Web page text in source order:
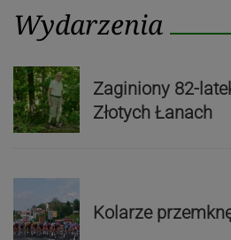
Wydarzenia
Zaginiony 82-
Złotych Łanach
Kolarze